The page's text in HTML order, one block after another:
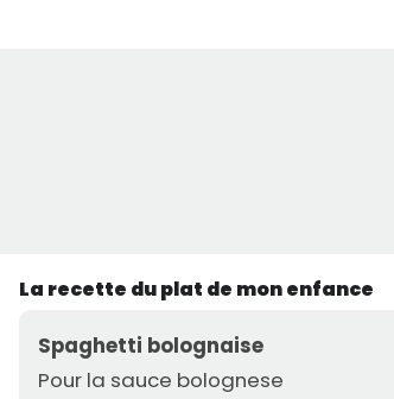
La recette du plat de mon enfance
Spaghetti bolognaise
Pour la sauce bolognese